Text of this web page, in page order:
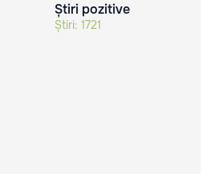
Știri pozitive
Știri: 1721